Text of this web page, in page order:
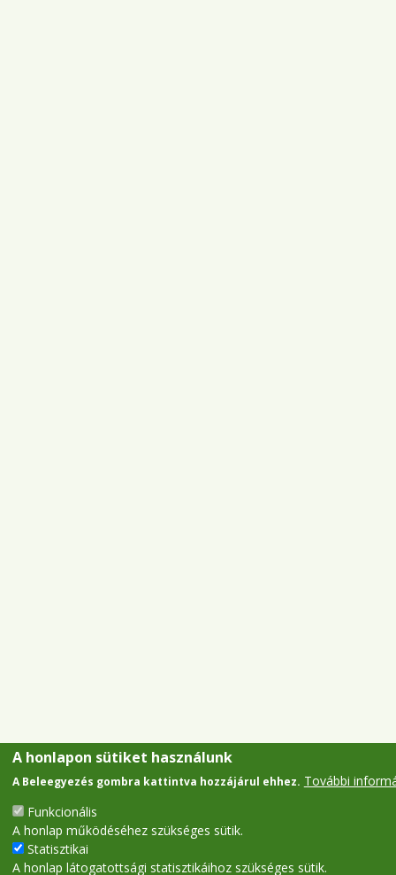
A honlapon sütiket használunk
A Beleegyezés gombra kattintva hozzájárul ehhez. További
Funkcionális
A honlap működéséhez szükséges sütik.
Statisztikai
A honlap látogatottsági statisztikáihoz szükséges sütik.